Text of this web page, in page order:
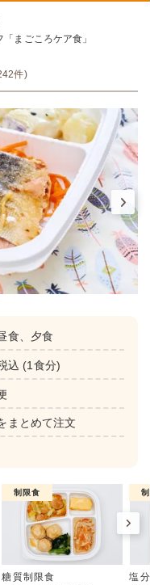
まごころケア食」
件)
食、夕食
込 (1食分)
まとめて注文
制限食
糖質制限食
塩